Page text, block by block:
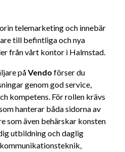
telemarketing och innebär
till befintliga och nya
från vårt kontor i Halmstad.
på Vendo förser du
genom god service,
kompetens. För rollen krävs
hanterar båda sidorna av
som även behärskar konsten
utbildning och daglig